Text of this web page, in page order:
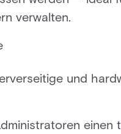
verwalten.
und